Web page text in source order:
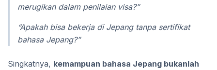
merugikan dalam penilaian visa?”
“Apakah bisa bekerja di Jepang tanpa sertifikat
bahasa Jepang?”
Singkatnya, kemampuan bahasa Jepang bukanlah